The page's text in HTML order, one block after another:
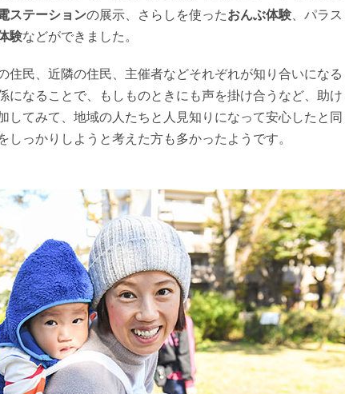
ステーションの展示、さらしを使ったおんぶ体験 、パラス
験などができました。
住民、近隣の住民、主催者などそれぞれが知り合いになる
になることで、もしものときにも声を掛け合うなど、助け
してみて、地域の人たちと人見知りになって安心したと同
しっかりしようと考えた方も多かったようです。